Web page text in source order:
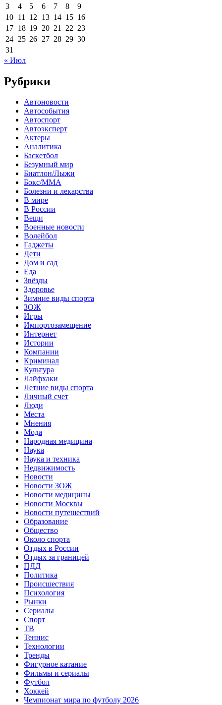
3
4 5 6 7 8
9
10 11 12 13 14 15 16
17 18 19 20 21 22 23
24 25 26 27 28 29 30
31
« Июл
Рубрики
Автоновости
Автособытия
Автоспорт
Автоэксперт
Актеры
Аналитика
Баскетбол
Безумный мир
Биатлон/Лыжи
Бокс/MMA
Болезни и лекарства
В мире
В России
Вещи
Военные новости
Волейбол
Гаджеты
Дети
Дом и сад
Еда
Звёзды
Здоровье
Зимние виды спорта
ЗОЖ
Игры
Импортозамещение
Интернет
Истории
Компании
Криминал
Культура
Лайфхаки
Летние виды спорта
Личный счет
Люди
Места
Мнения
Мода
Народная медицина
Наука
Наука и техника
Недвижимость
Новости
Новости ЗОЖ
Новости медицины
Новости Москвы
Новости путешествий
Образование
Общество
Около спорта
Отдых в России
Отдых за границей
ПДД
Политика
Происшествия
Психология
Рынки
Сериалы
Спорт
ТВ
Теннис
Технологии
Тренды
Фигурное катание
Фильмы и сериалы
Футбол
Хоккей
Чемпионат мира по футболу 2026